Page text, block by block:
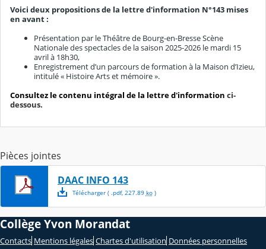
Voici deux propositions de la lettre d'information N°143 mises
en avant :
Présentation par le Théâtre de Bourg-en-Bresse Scène
Nationale des spectacles de la saison 2025-2026 le mardi 15
avril à 18h30,
Enregistrement d’un parcours de formation à la Maison d’Izieu,
intitulé « Histoire Arts et mémoire ».
Consultez le contenu intégral de la lettre d'information ci-
dessous.
Pièces jointes
DAAC INFO 143
Télécharger( .pdf, 227.89 ko)
Collège Yvon Morandat
Contacts Mentions légales Chartes d'utilisation Données personnelles